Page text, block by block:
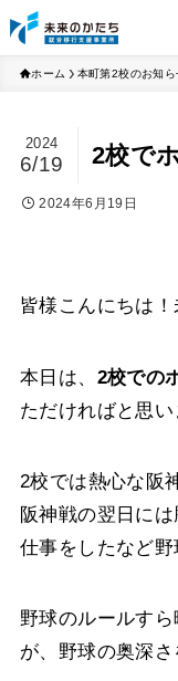
ホーム 本町第2校のお知ら
2校で
2024
6/19
2024年6月19日
皆様こんにちは
本日は、 2校での
ただければと思い
2校では熱心な阪
阪神戦の翌日に
仕事をしたなど野
野球のルールす
が、野球の奥深さ